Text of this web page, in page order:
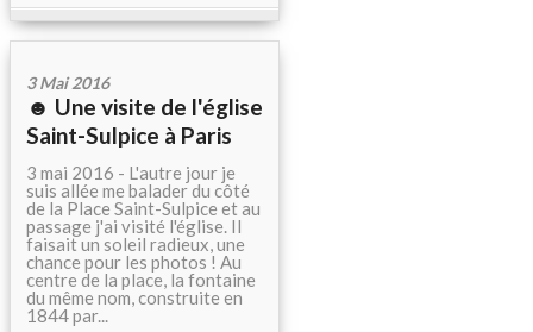
3 Mai 2016
☻ Une visite de l'église
Saint-Sulpice à Paris
3 mai 2016 - L'autre jour je
suis allée me balader du côté
de la Place Saint-Sulpice et au
passage j'ai visité l'église. Il
faisait un soleil radieux, une
chance pour les photos ! Au
centre de la place, la fontaine
du même nom, construite en
1844 par...